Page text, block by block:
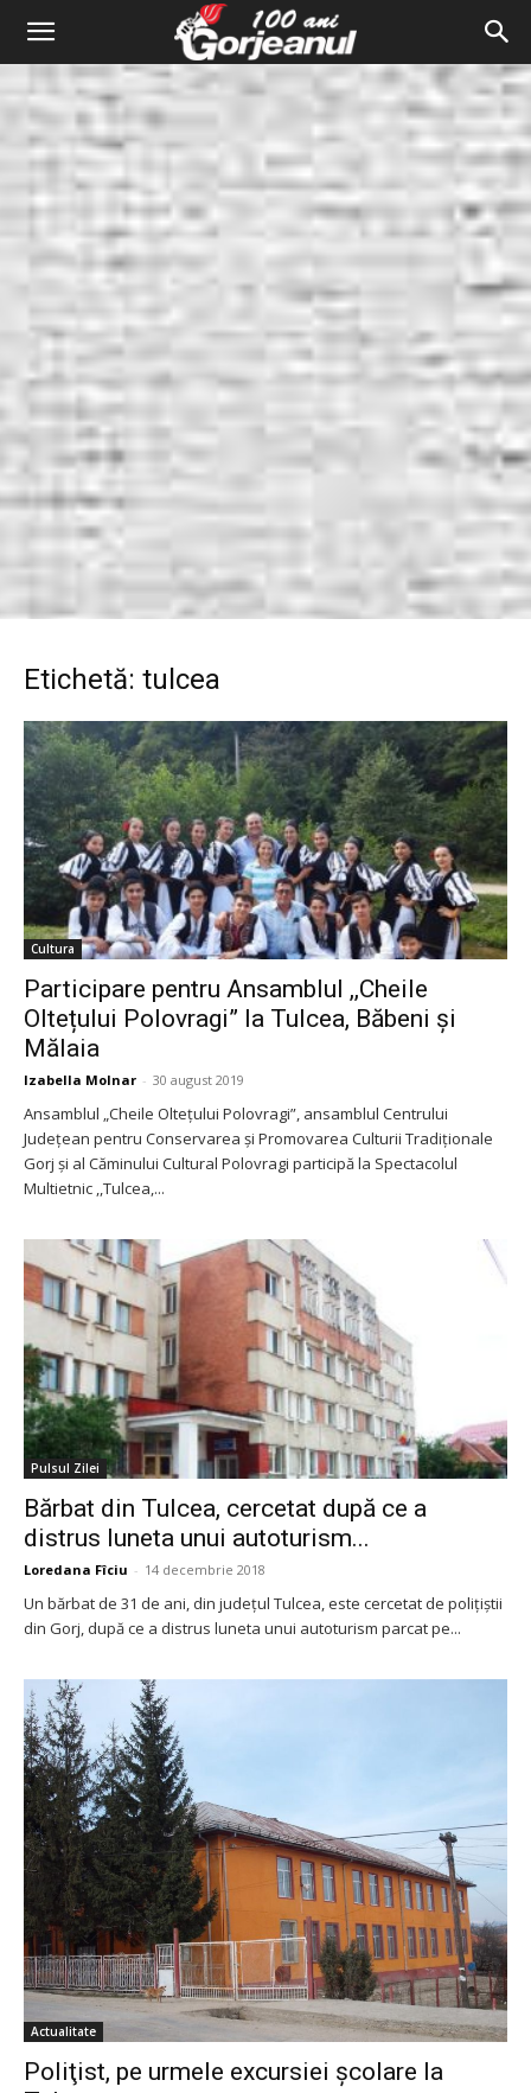
Etichetă: tulcea
Cultura
Participare pentru Ansamblul ,,Cheile
Oltețului Polovragi” la Tulcea, Băbeni și
Mălaia
Izabella Molnar - 30 august 2019
Ansamblul „Cheile Oltețului Polovragi”, ansamblul Centrului
Județean pentru Conservarea și Promovarea Culturii Tradiționale
Gorj și al Căminului Cultural Polovragi participă la Spectacolul
Multietnic ,,Tulcea,...
Pulsul Zilei
Bărbat din Tulcea, cercetat după ce a
distrus luneta unui autoturism...
Loredana Fîciu - 14 decembrie 2018
Un bărbat de 31 de ani, din județul Tulcea, este cercetat de polițiștii
din Gorj, după ce a distrus luneta unui autoturism parcat pe...
Actualitate
Poliţist, pe urmele excursiei şcolare la